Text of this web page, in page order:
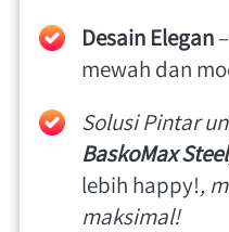
Desain Elegan
mewah dan
BaskoMax Steel
lebih happy!,
maksimal!